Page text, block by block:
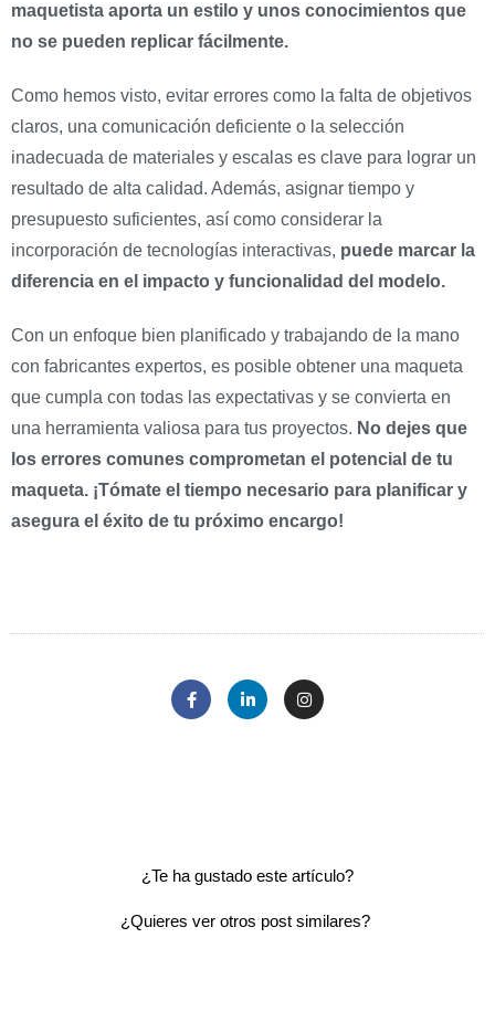
maquetista aporta un estilo y unos conocimientos que
no se pueden replicar fácilmente.
Como hemos visto, evitar errores como la falta de objetivos
claros, una comunicación deficiente o la selección
inadecuada de materiales y escalas es clave para lograr un
resultado de alta calidad. Además, asignar tiempo y
presupuesto suficientes, así como considerar la
incorporación de tecnologías interactivas, puede marcar la
diferencia en el impacto y funcionalidad del modelo.
Con un enfoque bien planificado y trabajando de la mano
con fabricantes expertos, es posible obtener una maqueta
que cumpla con todas las expectativas y se convierta en
una herramienta valiosa para tus proyectos. No dejes que
los errores comunes comprometan el potencial de tu
maqueta. ¡Tómate el tiempo necesario para planificar y
asegura el éxito de tu próximo encargo!
¿Te ha gustado este artículo?
¿Quieres ver otros post similares?